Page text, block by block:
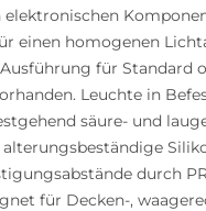
einen homogenen
für Standard
Leuchte in
säure- und
alterungsbeständige
durch
für Decken-,